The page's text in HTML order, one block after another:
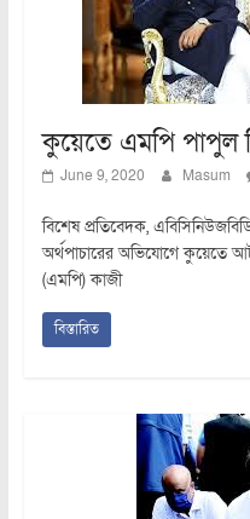
কুয়েতে এমপি পাপুল
June 9, 2020 Masum
বিশেষ প্রতিবেদক,
অর্থপাচারের অভিযোগে কুয়েতে
(এমপি) কাজী
বিস্তারিত